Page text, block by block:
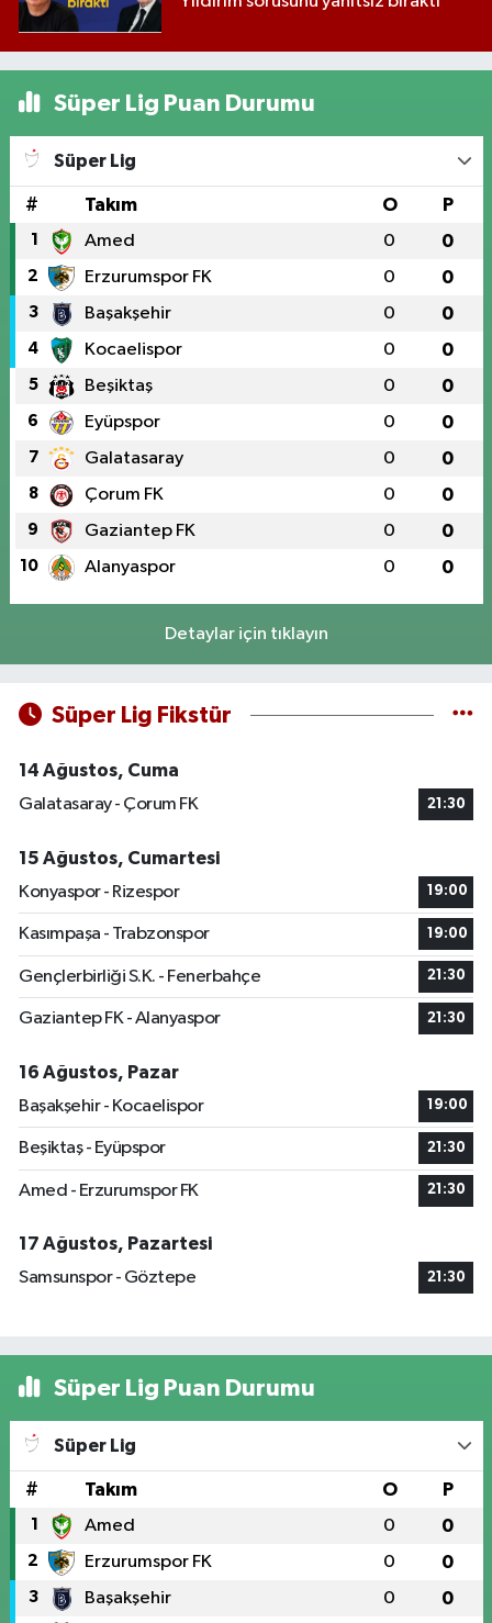
Süper Lig Puan Durumu
Süper Lig
# Takım O P
1 Amed 0 0
2 Erzurumspor FK 0 0
3 Başakşehir 0 0
4 Kocaelispor 0 0
5 Beşiktaş 0 0
6 Eyüpspor 0 0
7 Galatasaray 0 0
8 Çorum FK 0 0
9 Gaziantep FK 0 0
10 Alanyaspor 0 0
Detaylar için tıklayın
Süper Lig Fikstür
14 Ağustos, Cuma
Galatasaray - Çorum FK
21:30
15 Ağustos, Cumartesi
Konyaspor - Rizespor
19:00
Kasımpaşa - Trabzonspor 19:00
Gençlerbirliği S.K. - Fenerbahçe 21:30
Gaziantep FK - Alanyaspor 21:30
16 Ağustos, Pazar
Başakşehir - Kocaelispor
19:00
Beşiktaş - Eyüpspor 21:30
Amed - Erzurumspor FK 21:30
17 Ağustos, Pazartesi
Samsunspor - Göztepe
21:30
Süper Lig Puan Durumu
Süper Lig
# Takım O P
1 Amed 0 0
2 Erzurumspor FK 0 0
3 Başakşehir 0 0